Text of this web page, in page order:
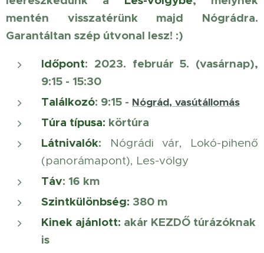
mentén visszatérünk majd Nógrádra.
Garantáltan szép útvonal lesz! :)
Időpont: 2023. február 5. (vasárnap),
9:15 - 15:30
Találkozó: 9:15 - Nógrád, vasútállomás
Túra típusa: körtúra
Látnivalók: Nógrádi vár, Lokó-pihenő
(panorámapont), Les-völgy
Táv: 16 km
Szintkülönbség: 380 m
Kinek ajánlott: akár KEZDŐ túrázóknak
is